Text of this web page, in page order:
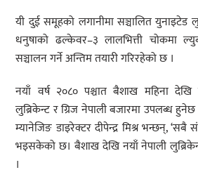
यी दुई समूहको लगानीमा सञ्चालित युनाइटेड
धनुषाको ढल्केवर–३ लालभित्ती चोकमा
सञ्चालन गर्ने अन्तिम तयारी गरिरहेको छ ।
नयाँ वर्ष २०८० पश्चात बैशाख महिना देखि
लुब्रिकेन्ट र ग्रिज नेपाली बजारमा उपलब्ध
म्यानेजिङ डाइरेक्टर दीपेन्द्र मिश्र भन्छन्, ‘सबै
भइसकेको छ। बैशाख देखि नयाँ नेपाली
।